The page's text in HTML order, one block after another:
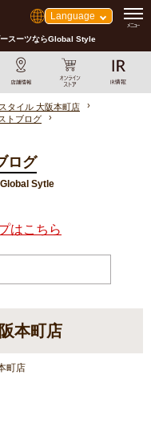
Language
スーツならGlobal Style
タイル 大阪本町店
トブログ
ログ
Sytle
はこちら
本町店
町店